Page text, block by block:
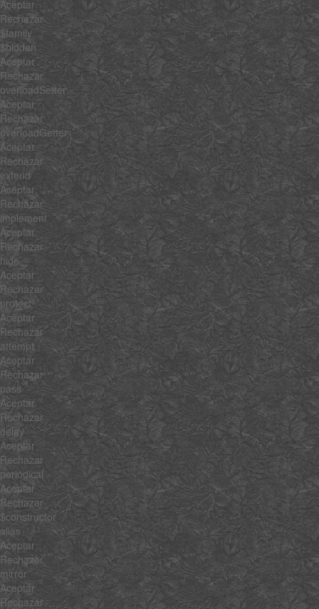
Aceptar
Rechazar
$family
$hidden
Aceptar
Rechazar
overloadSetter
Aceptar
Rechazar
overloadGetter
Aceptar
Rechazar
extend
Aceptar
Rechazar
implement
Aceptar
Rechazar
hide
Aceptar
Rechazar
protect
Aceptar
Rechazar
attempt
Aceptar
Rechazar
pass
Aceptar
Rechazar
delay
Aceptar
Rechazar
periodical
Aceptar
Rechazar
$constructor
alias
Aceptar
Rechazar
mirror
Aceptar
Rechazar